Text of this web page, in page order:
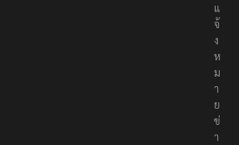
แ
จ้
ง
ห
ม
า
ย
ข่
า